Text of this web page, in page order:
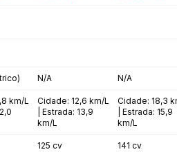
N/A N/A
km/L
Cidade: 12,6 km/L
| Estrada: 13,9
km/L
Cidade: 18,3
| Estrada: 15,9
km/L
125 cv 141 cv